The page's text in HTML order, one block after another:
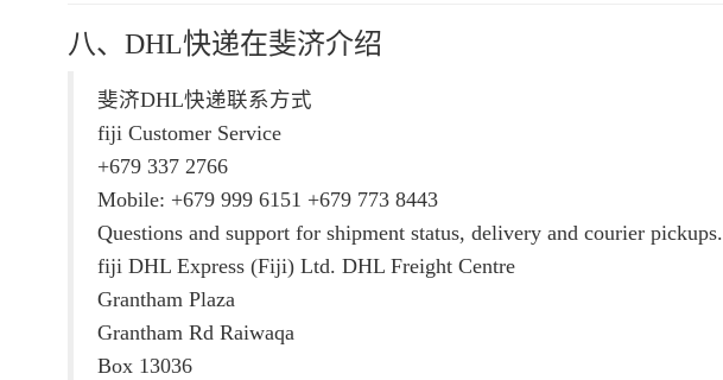
八、DHL快递在斐济介绍
斐济DHL快递联系方式
fiji Customer Service
+679 337 2766
Mobile: +679 999 6151 +679 773 8443
Questions and support for shipment status, delivery and courier pickups.
fiji DHL Express (Fiji) Ltd. DHL Freight Centre
Grantham Plaza
Grantham Rd Raiwaqa
Box 13036